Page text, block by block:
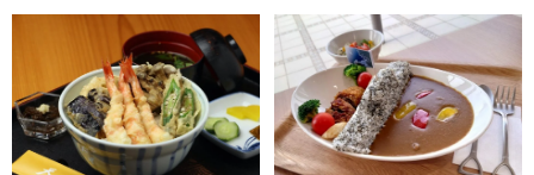
牧元の高知満腹日記